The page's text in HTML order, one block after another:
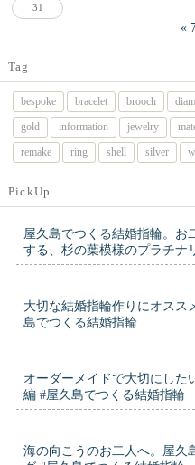
31
«
Tag
bespoke bracelet brooch
gold
information jewelry
remake
ring shell silver
PickUp
屋久島でつくる結婚指輪。お
する、杉の葉模様のプラチナ
大切な結婚指輪作りにオスス
島でつくる結婚指輪
オーダーメイドで大切にした
編 #屋久島でつくる結婚指輪
海の向こうのお二人へ。屋久